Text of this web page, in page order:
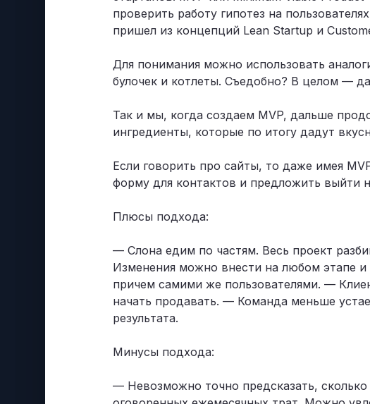
проверить работу гипотез на
пришел из концепций Lean Startup и
Для понимания можно использовать
булочек и котлеты. Съедобно? В целом —
Так и мы, когда создаем MVP, дальше
ингредиенты, которые по итогу дадут
Если говорить про сайты, то даже имея
форму для контактов и предложить выйти
Плюсы подхода:
— Слона едим по частям. Весь проект
Изменения можно внести на любом этапе
причем самими же пользователями. —
начать продавать. — Команда меньше
результата.
Минусы подхода:
— Невозможно точно предсказать,